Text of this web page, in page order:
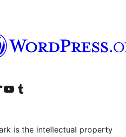
account
mūsų TikTok paskyroje
Visit our YouTube channel
Apsilankykite mūsų Tumblr paskyroje
is the intellectual property